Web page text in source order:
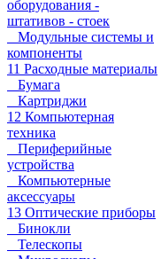
оборудования -
штативов - стоек
Модульные системы и
компоненты
11 Расходные материалы
Бумага
Картриджи
12 Компьютерная
техника
Периферийные
устройства
Компьютерные
аксессуары
13 Оптические приборы
Бинокли
Телескопы